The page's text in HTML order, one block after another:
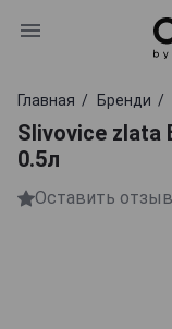
Главная Бренди
Slivovice zlata
0.5л
Оставить отзыв